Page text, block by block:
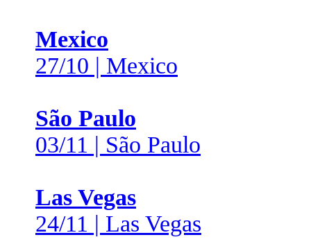
Mexico
27/10 | Mexico
São Paulo
03/11 | São Paulo
Las Vegas
24/11 | Las Vegas